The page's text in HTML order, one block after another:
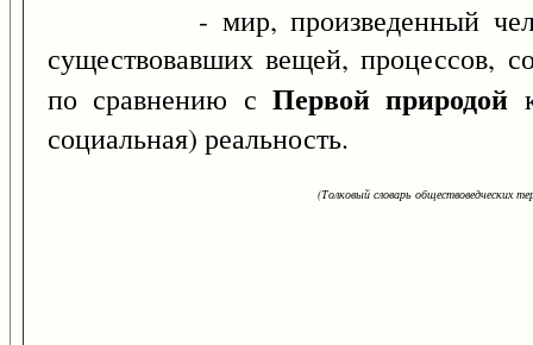
- мир, произведенный
существовавших вещей, процессов,
по сравнению с Первой природой
социальная) реальность.
(Толковый словарь обществоведческих